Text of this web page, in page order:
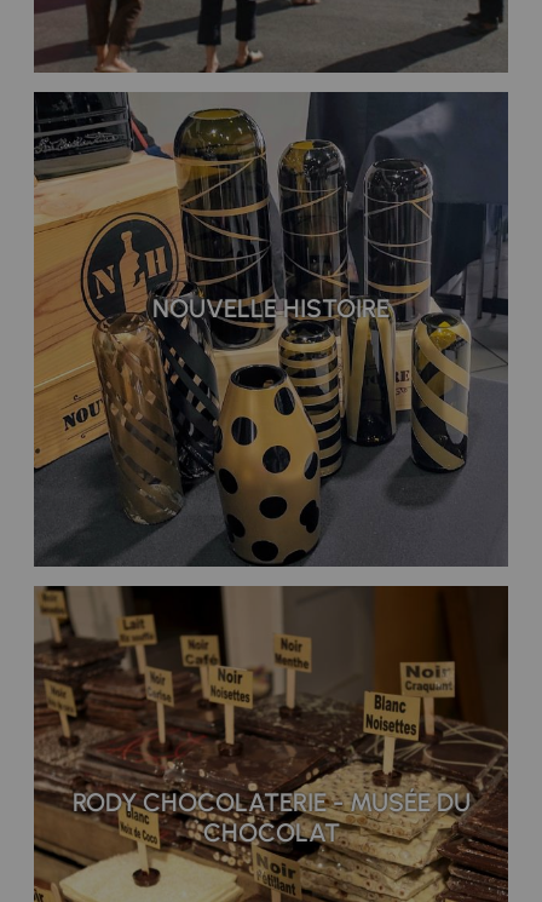
NOUVELLE HISTOIRE
RODY CHOCOLATERIE - MUSÉE DU
CHOCOLAT